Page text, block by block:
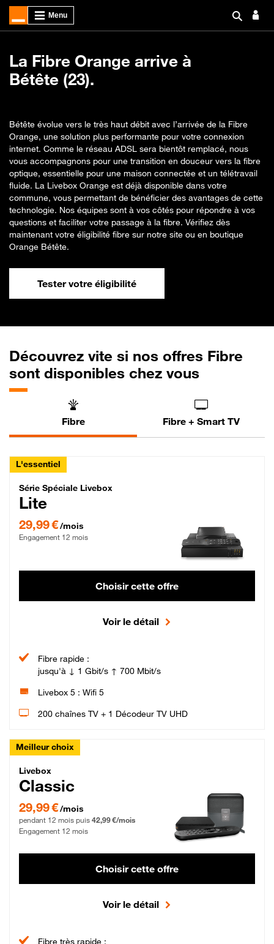
La Fibre Orange arrive à
Bétête (23).
Bétête évolue vers le très haut débit avec l’arrivée de la Fibre
Orange, une solution plus performante pour votre connexion
internet. Comme le réseau ADSL sera bientôt remplacé, nous
vous accompagnons pour une transition en douceur vers la fibre
optique, essentielle pour une maison connectée et un télétravail
fluide. La Livebox Orange est déjà disponible dans votre
commune, vous permettant de bénéficier des avantages de cette
technologie. Nos équipes sont à vos côtés pour répondre à vos
questions et faciliter votre passage à la fibre. Vérifiez dès
maintenant votre éligibilité fibre sur notre site ou en boutique
Orange Bétête.
Tester votre éligibilité
Découvrez vite si nos offres Fibre
sont disponibles chez vous
Fibre Fibre + Smart TV
L'essentiel
Série Spéciale Livebox Lite Fibre
Série Spéciale Livebox
Lite
29,99 €/mois
Engagement 12 mois
Choisir cette offre
Voir le détail
Fibre rapide :
jusqu'à ↓ 1 Gbit/s ↑ 700 Mbit/s
Livebox 5 : Wifi 5
200 chaînes TV + 1 Décodeur TV UHD
Meilleur choix
Livebox Classic Fibre
Livebox
Classic
29,99 € par mois pendant 12 mois puis 42,99 € par mois, Engagement 12 mois
29,99 €/mois
pendant 12 mois puis 42,99 €/mois
Engagement 12 mois
Choisir cette offre
Voir le détail
Fibre très rapide :